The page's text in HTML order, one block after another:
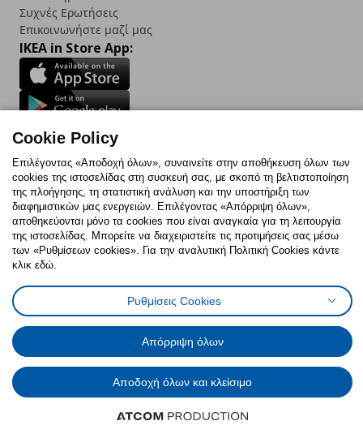
Συχνές Ερωτήσεις
Επικοινωνήστε μαζί μας
IKEA in Store App:
Follow us:
FacebookInstagram
TikTokYoutubePinterestTwitter
Πολιτική Cookies Δήλωση ψηφιακής προσβασιμότητας
Πολιτική Προσωπικών Δεδομένων για ΙΚΕΑ.gr
Κώδικας Καταναλωτικής Δεοντολογίας
Cookie Policy
Επιλέγοντας «Αποδοχή όλων», συναινείτε στην αποθήκευση όλων των
cookies της ιστοσελίδας στη συσκευή σας, με σκοπό τη βελτιστοποίηση
της πλοήγησης, τη στατιστική ανάλυση και την υποστήριξη των
διαφημιστικών μας ενεργειών. Επιλέγοντας «Απόρριψη όλων»,
αποθηκεύονται μόνο τα cookies που είναι αναγκαία για τη λειτουργία
της ιστοσελίδας. Μπορείτε να διαχειριστείτε τις προτιμήσεις σας μέσω
των «Ρυθμίσεων cookies». Για την αναλυτική Πολιτική Cookies κάντε
κλικ εδώ.
Ρυθμίσεις Cookies
Απόρριψη όλων
Αποδοχή όλων και κλείσιμο